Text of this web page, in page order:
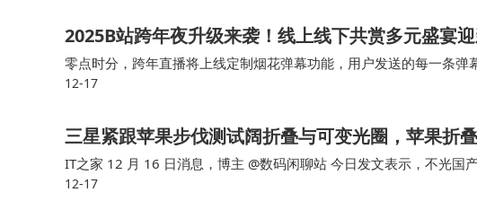
2025B站跨年夜升级来袭！线上线下共赏多元盛宴
零点时分，跨年直播将上线定制烟花弹幕功能，用户发送的每一条弹
将同步发射万发心愿烟花，搭配精彩的无人机编队表演，营造新年氛
12-17
三星紧跟苹果步伐测试阔折叠与可变光圈，苹果折
IT之家 12 月 16 日消息，博主 @数码闲聊站 今日发文表示，不光国
试阔折叠和可变光圈，应对 2026 年新款 iPhone。 值得一提的是，…
12-17